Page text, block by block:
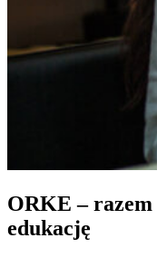
ORKE – razem
edukację